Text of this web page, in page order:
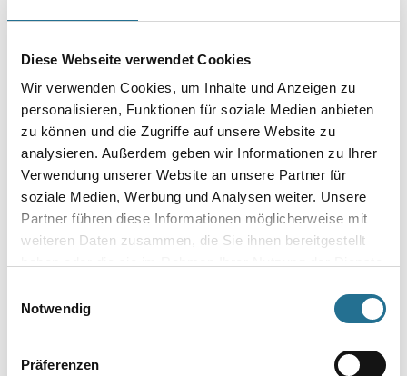
Diese Webseite verwendet Cookies
Wir verwenden Cookies, um Inhalte und Anzeigen zu
personalisieren, Funktionen für soziale Medien anbieten
zu können und die Zugriffe auf unsere Website zu
analysieren. Außerdem geben wir Informationen zu Ihrer
Verwendung unserer Website an unsere Partner für
soziale Medien, Werbung und Analysen weiter. Unsere
Partner führen diese Informationen möglicherweise mit
weiteren Daten zusammen, die Sie ihnen bereitgestellt
Notwendig
Präferenzen
Umrechnungsfaktoren
PRODUKTEIGENSCHAFTEN
ZUSATZINFOS